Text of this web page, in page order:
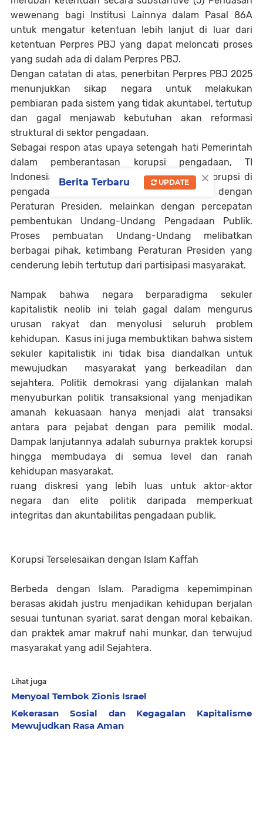
wewenang bagi Institusi Lainnya dalam Pasal 86A
untuk mengatur ketentuan lebih lanjut di luar dari
ketentuan Perpres PBJ yang dapat meloncati proses
yang sudah ada di dalam Perpres PBJ.
Dengan catatan di atas, penerbitan Perpres PBJ 2025
menunjukkan sikap negara untuk melakukan
pembiaran pada sistem yang tidak akuntabel, tertutup
dan gagal menjawab kebutuhan akan reformasi
struktural di sektor pengadaan.
Sebagai respon atas upaya setengah hati Pemerintah
dalam pemberantasan korupsi pengadaan, TI
Indonesia dan ICW menegaskan persoalan korupsi di
pengadaan tidak dapat dibenahi hanya dengan
Peraturan Presiden, melainkan dengan percepatan
pembentukan Undang-Undang Pengadaan Publik.
Proses pembuatan Undang-Undang melibatkan
berbagai pihak, ketimbang Peraturan Presiden yang
cenderung lebih tertutup dari partisipasi masyarakat.
Nampak bahwa negara berparadigma sekuler
kapitalistik neolib ini telah gagal dalam mengurus
urusan rakyat dan menyolusi seluruh problem
kehidupan. Kasus ini juga membuktikan bahwa sistem
sekuler kapitalistik ini tidak bisa diandalkan untuk
mewujudkan masyarakat yang berkeadilan dan
sejahtera. Politik demokrasi yang dijalankan malah
menyuburkan politik transaksional yang menjadikan
amanah kekuasaan hanya menjadi alat transaksi
antara para pejabat dengan para pemilik modal.
Dampak lanjutannya adalah suburnya praktek korupsi
hingga membudaya di semua level dan ranah
kehidupan masyarakat.
ruang diskresi yang lebih luas untuk aktor-aktor
negara dan elite politik daripada memperkuat
integritas dan akuntabilitas pengadaan publik.
Korupsi Terselesaikan dengan Islam Kaffah
Berbeda dengan Islam. Paradigma kepemimpinan
berasas akidah justru menjadikan kehidupan berjalan
sesuai tuntunan syariat, sarat dengan moral kebaikan,
dan praktek amar makruf nahi munkar, dan terwujud
masyarakat yang adil Sejahtera.
Lihat juga
Menyoal Tembok Zionis Israel
Kekerasan Sosial dan Kegagalan Kapitalisme
Mewujudkan Rasa Aman
×
Berita Terbaru UPDATE